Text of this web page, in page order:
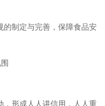
制定与完善，保障食品安
形成人人讲信用，人人重